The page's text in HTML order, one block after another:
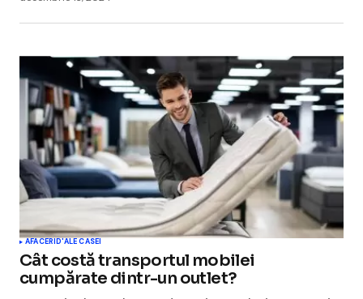
AFACERID'ALE CASEI
Cât costă transportul mobilei
cumpărate dintr-un outlet?